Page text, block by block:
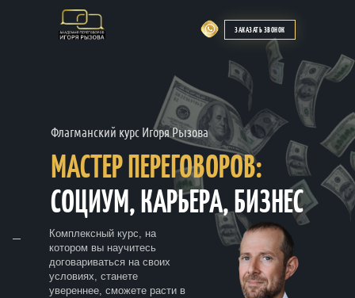
ЗАКАЗАТЬ ЗВОНОК
Комплексный курс, на
котором вы научитесь
договариваться на своих
условиях, станете
увереннее, сможете расти в
Флагманский курс Игоря Рызова
МАСТЕР ПЕРЕГОВОРОВ:
СОЦИУМ, КАРЬЕРА, БИЗНЕС